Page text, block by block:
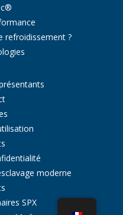
refroidissement ?
moderne
SPX